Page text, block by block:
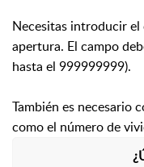
Necesitas introducir el
apertura. El campo
hasta el 999999999).
También es necesario
como el número de